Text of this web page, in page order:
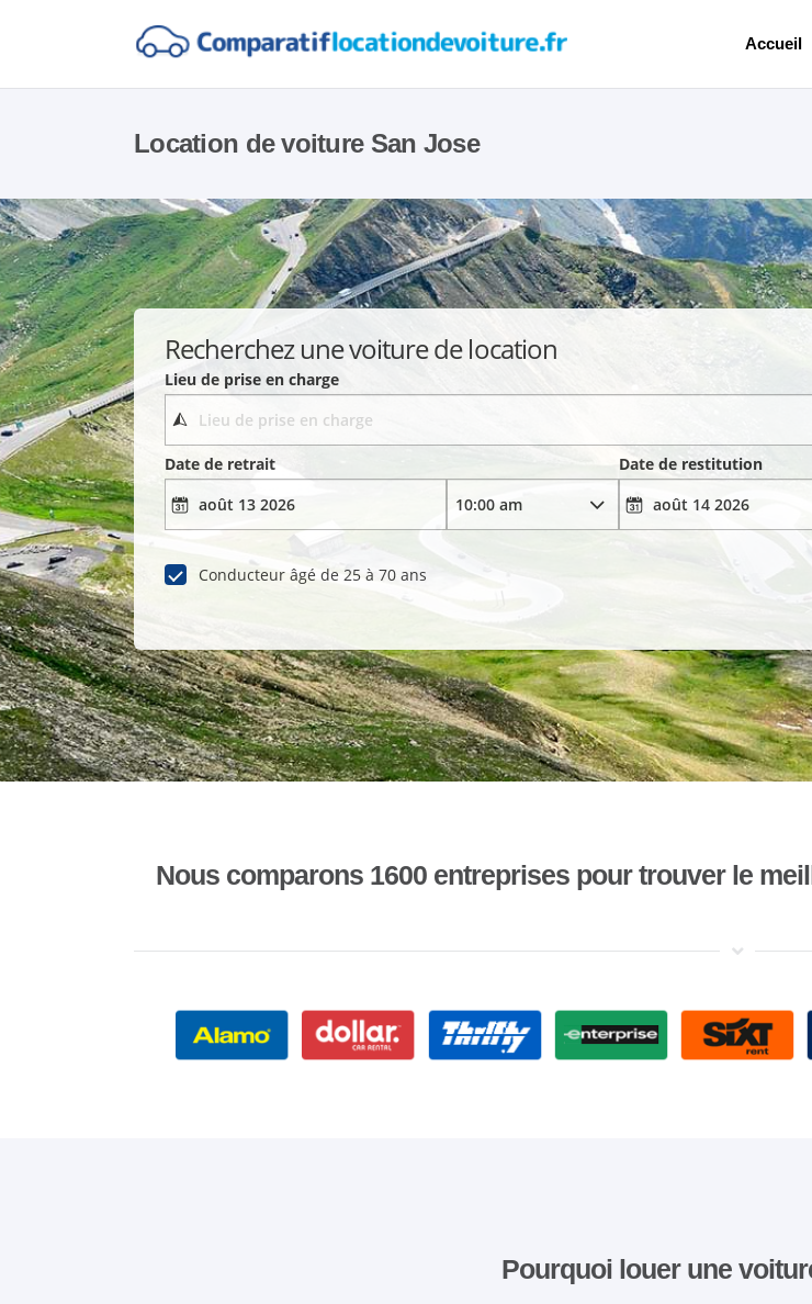
Accueil
Location de voiture San Jose
Recherchez une voiture de location
Lieu de prise en charge
Date de retrait
Date de restitution
Conducteur âgé de 25 à 70 ans
Nous comparons 1600 entreprises pour trouver le
Pourquoi louer une